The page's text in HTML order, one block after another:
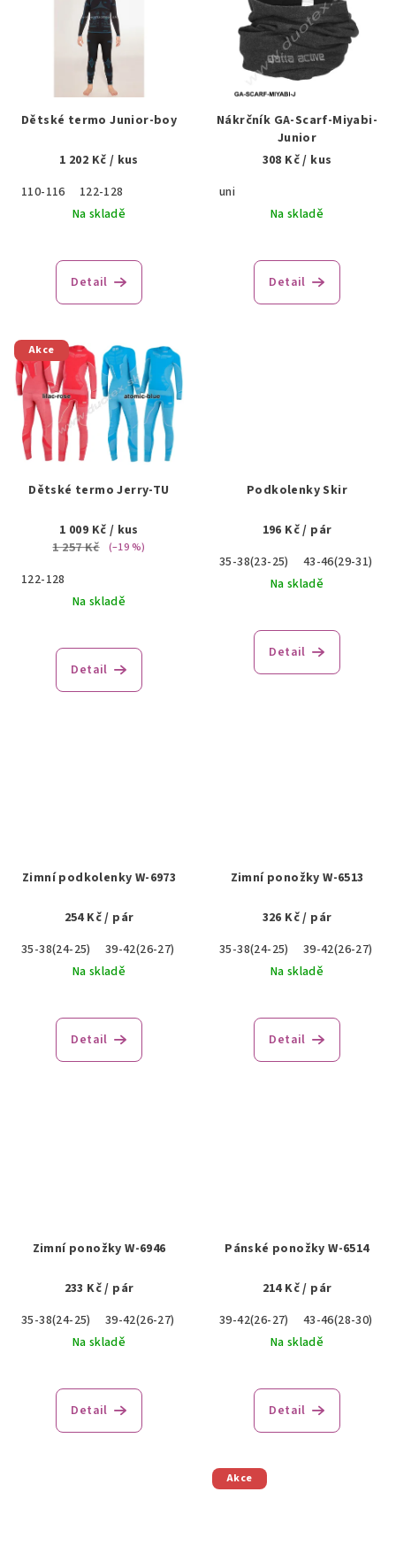
Dětské termo Junior-boy
1 202 Kč / kus
110-116
122-128
Na skladě
Detail
Nákrčník GA-Scarf-Miyabi-
Junior
308 Kč/ kus
uni
Na skladě
Detail
Akce
Dětské termo Jerry-TU
1 009 Kč / kus
1 257 Kč
(–19 %)
122-128
Na skladě
Detail
Podkolenky Skir
196 Kč/ pár
35-38(23-25)
43-46(29-31)
Na skladě
Detail
Zimní podkolenky W-6973
254 Kč/ pár
35-38(24-25)
39-42(26-27)
43-46(28-30)
Na skladě
Detail
Zimní ponožky W-6513
326 Kč/ pár
35-38(24-25)
39-42(26-27)
Na skladě
Detail
Zimní ponožky W-6946
233 Kč/ pár
35-38(24-25)
39-42(26-27) 43-46(28-30)
47-50(31-33)
Na skladě
Detail
Pánské ponožky W-6514
214 Kč/ pár
39-42(26-27)
43-46(28-30)
Na skladě
Detail
Akce